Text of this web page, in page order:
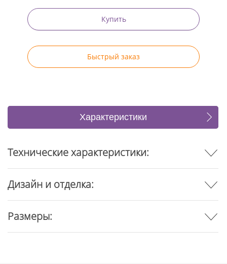
Купить
Быстрый заказ
Характеристики
Отзывы
Технические характеристики:
Дизайн и отделка:
Размеры: